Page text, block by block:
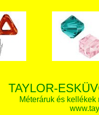
TAYLOR-
Méteráruk és